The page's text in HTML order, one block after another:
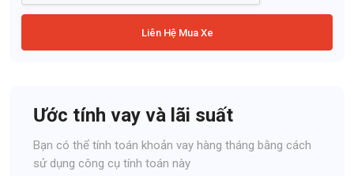
Liên Hệ Mua Xe
Ước tính vay và lãi suất
Bạn có thể tính toán khoản vay hàng tháng bằng cách
sử dụng công cụ tính toán này